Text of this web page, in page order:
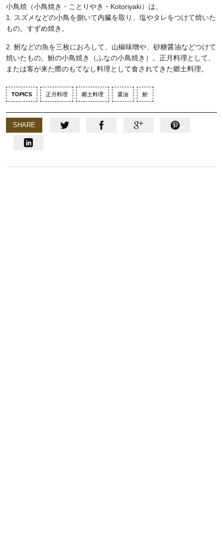
小鳥焼（小鳥焼き・ことりやき・Kotoriyaki）は、
1. スズメなどの小鳥を捌いて内臓を取り、塩やタレをつけて焼いた
もの。すずめ焼き。
2. 鮒などの魚を三枚におろして、山椒味噌や、砂糖醤油などつけて
焼いたもの。鮒の小鳥焼き（ふなの小鳥焼き）。正月料理として、
または客が来た際のもてなし料理として食されてきた郷土料理。
TOPICS 正月料理 郷土料理 醤油 鮒
SHARE